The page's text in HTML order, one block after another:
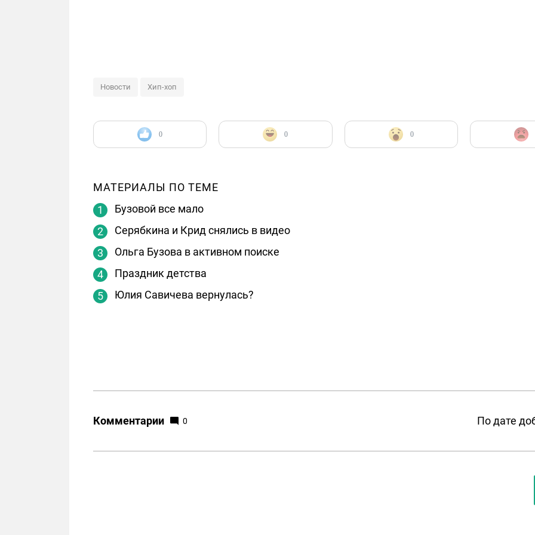
Новости Хип-хоп
0 0 0
МАТЕРИАЛЫ ПО ТЕМЕ
Бузовой все мало
Серябкина и Крид снялись в видео
Ольга Бузова в активном поиске
Праздник детства
Юлия Савичева вернулась?
Комментарии 0 По дате